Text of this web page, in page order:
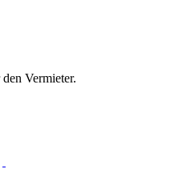
Vermieter.